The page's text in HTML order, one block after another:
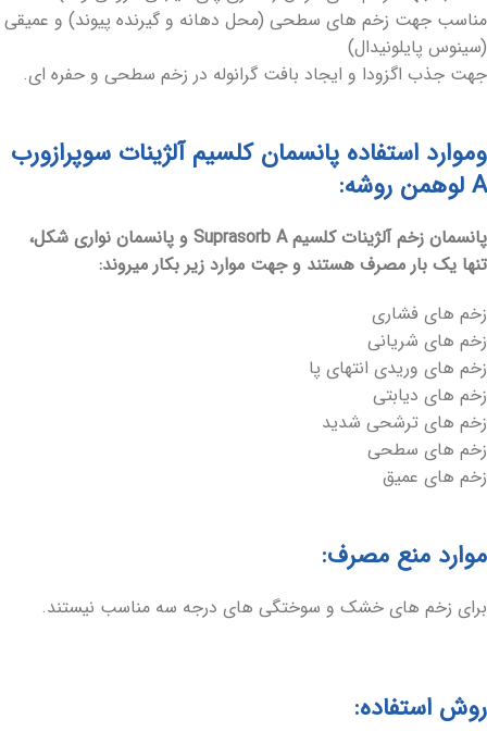
مناسب جهت زخم های سطحی (محل دهانه و گیرنده پیوند) و عمیقی
(سینوس پایلونیدال)
جهت جذب اگزودا و ایجاد بافت گرانوله در زخم سطحی و حفره ای.
وموارد استفاده پانسمان کلسیم آلژینات سوپرازورب
A لوهمن روشه:
پانسمان زخم آلژینات کلسیم Suprasorb A و پانسمان نواری شکل،
تنها یک بار مصرف هستند و جهت موارد زیر بکار میروند:
زخم های فشاری
زخم های شریانی
زخم های وریدی انتهای پا
زخم های دیابتی
زخم های ترشحی شدید
زخم های سطحی
زخم های عمیق
موارد منع مصرف:
برای زخم های خشک و سوختگی های درجه سه مناسب نیستند.
روش استفاده: